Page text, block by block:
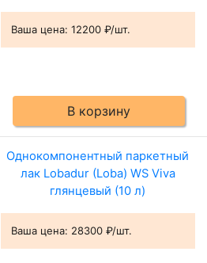
Ваша цена: 12200 ₽/шт.
В корзину
Однокомпонентный паркетный
лак Lobadur (Loba) WS Viva
глянцевый (10 л)
Ваша цена: 28300 ₽/шт.